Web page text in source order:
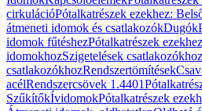
cirkulációPótalkatrészek ezekhez:
átmeneti idomok és csatlakozókDugók
idomok fűtéshezPótalkatrészek
idomokhozSzigetelések csatlakozókhoz
csatlakozókhozRendszertömítések
acélRendszercsövek 1.4401
SzűkítőkÍvidomokPótalkatrészek